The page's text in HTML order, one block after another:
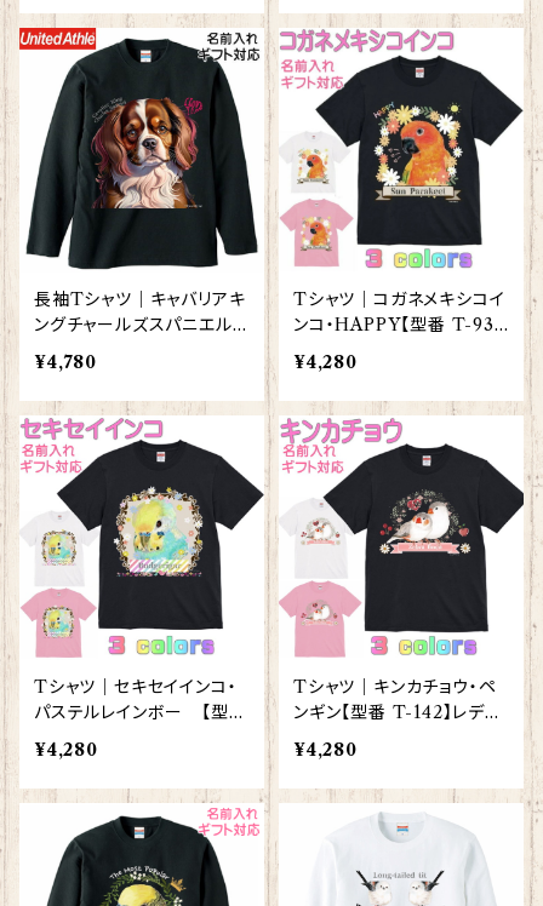
冠シリーズ
長袖Tシャツ｜キャバリアキ
ングチャールズスパニエル
グッズ 洋服 ロングTシャツ
カットソー レディース メン
ズ 【型番 LT-10001】
¥4,780
Tシャツ｜コガネメキシコイ
ンコ・HAPPY【型番 T-93】
レディース メンズ グッズ
¥4,280
Tシャツ｜セキセイインコ・
パステルレインボー 【型番
T-123】レディース メンズ
グッズ
¥4,280
Tシャツ｜キンカチョウ・ペ
ンギン【型番 T-142】レディ
ース メンズ グッズ
¥4,280